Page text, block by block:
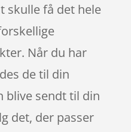
skulle få det hele
Når du har
de til din
blive sendt til din
det, der passer